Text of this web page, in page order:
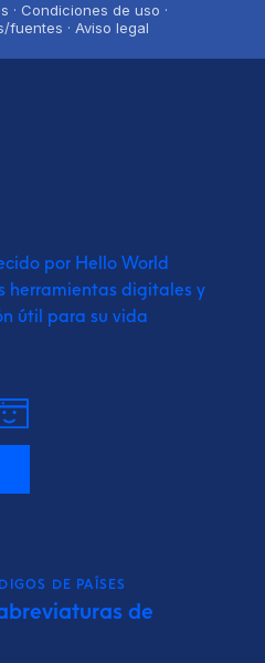
· Condiciones de uso ·
fuentes · Aviso legal
por Hello World
herramientas digitales y
útil para su vida
DE PAÍSES
de